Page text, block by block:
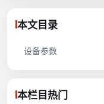
本文目录
设备参数
本栏目热门